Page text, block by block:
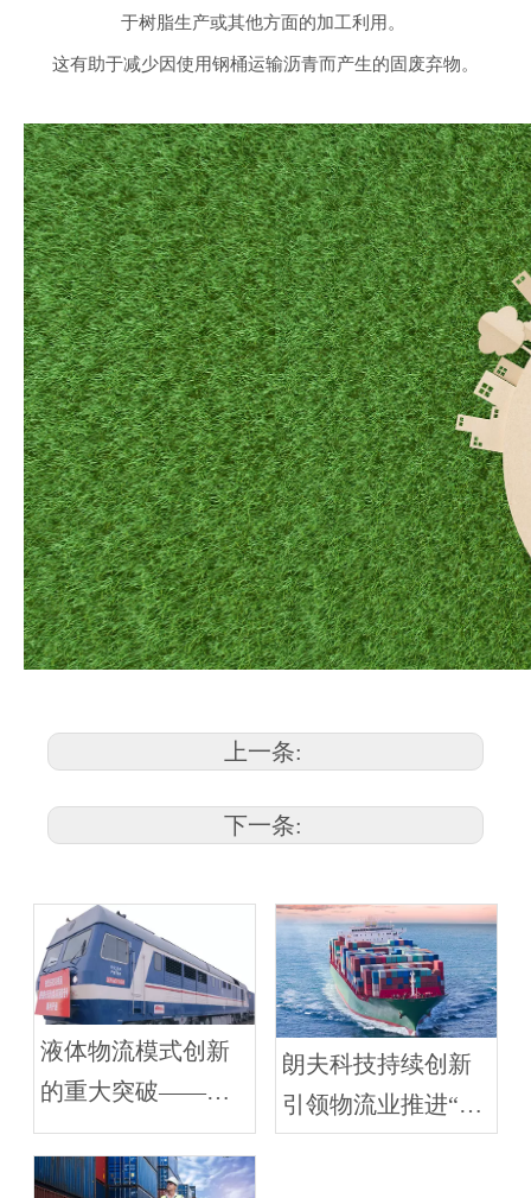
于树脂生产或其他方面的加工利用。
这有助于减少因使用钢桶运输沥青而产生的固废弃物。
上一条:
下一条:
液体物流模式创新
的重大突破——中
国石油润滑油集装
箱化运输班列成功
朗夫科技持续创新
引领物流业推进“双